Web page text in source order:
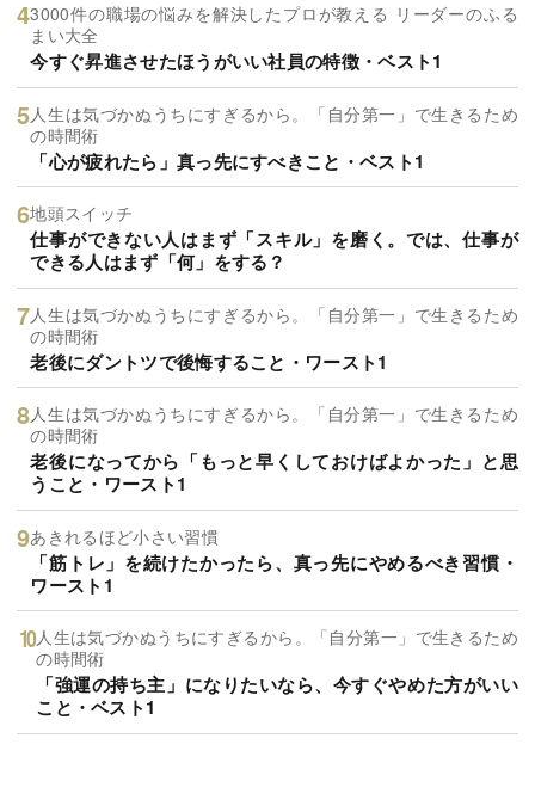
3000件の職場の悩みを解決したプロが教える リーダーのふる
まい大全
今すぐ昇進させたほうがいい社員の特徴・ベスト1
人生は気づかぬうちにすぎるから。「自分第一」で生きるため
の時間術
「心が疲れたら」真っ先にすべきこと・ベスト1
地頭スイッチ
仕事ができない人はまず「スキル」を磨く。では、仕事が
できる人はまず「何」をする？
人生は気づかぬうちにすぎるから。「自分第一」で生きるため
の時間術
老後にダントツで後悔すること・ワースト1
人生は気づかぬうちにすぎるから。「自分第一」で生きるため
の時間術
老後になってから「もっと早くしておけばよかった」と思
うこと・ワースト1
あきれるほど小さい習慣
「筋トレ」を続けたかったら、真っ先にやめるべき習慣・
ワースト1
人生は気づかぬうちにすぎるから。「自分第一」で生きるため
の時間術
「強運の持ち主」になりたいなら、今すぐやめた方がいい
こと・ベスト1